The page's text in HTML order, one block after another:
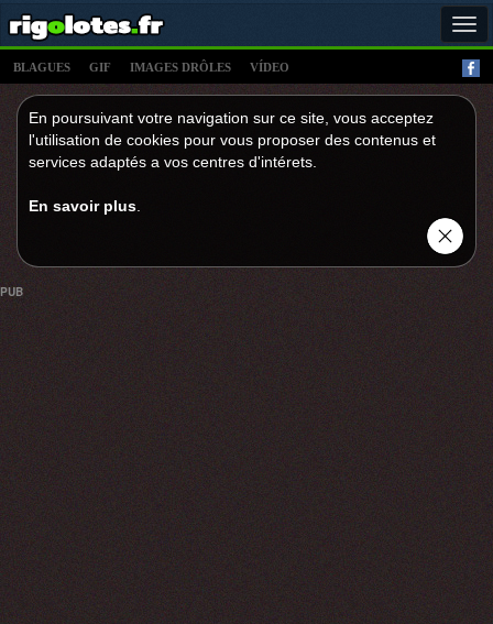
BLAGUES GIF IMAGES DRÔLES VÍDEO
En poursuivant votre navigation sur ce site, vous acceptez
l'utilisation de cookies pour vous proposer des contenus et
services adaptés a vos centres d'intérets.
En savoir plus
PUB